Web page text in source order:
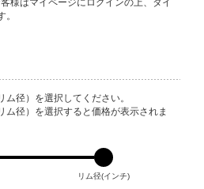
様はマイページにログインの上、タイ
径）を選択してください。
ム径）を選択すると価格が表示されま
リム径(インチ)